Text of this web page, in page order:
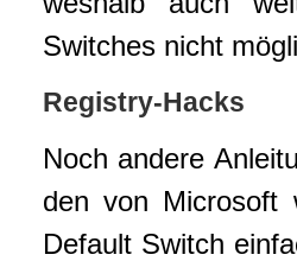
Switches nicht
Registry-Hacks
Noch andere
den von Microsoft
Default Switch